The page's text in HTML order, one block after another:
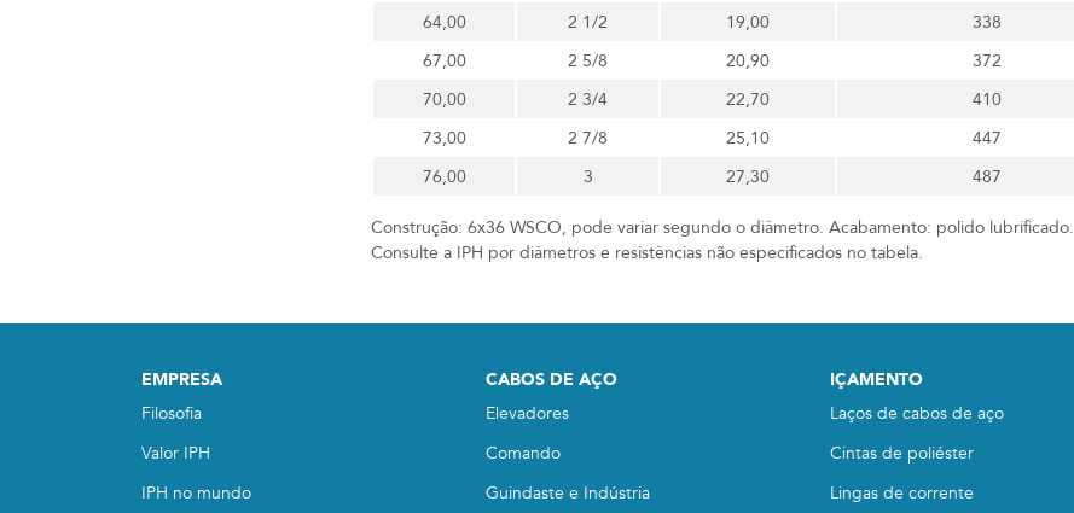
64,00
2 1/2 19,00
338
67,00
2 5/8 20,90
372
70,00
2 3/4 22,70
410
73,00
2 7/8 25,10
447
76,00
3 27,30 487
Construção: 6x36 WSCO, pode variar segundo o diâmetro. Acabamento: polido lubrificado.
Consulte a IPH por diâmetros e resistências não especificados no tabela.
EMPRESA
Filosofia
Valor IPH
IPH no mundo
CABOS DE AÇO
Elevadores
Comando
Guindaste e Indústria
IÇAMENTO
Laços de cabos de aço
Cintas de poliéster
Lingas de corrente